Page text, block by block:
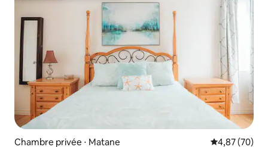
Chambre privée ⋅ Matane Évaluation
4,87 (70)